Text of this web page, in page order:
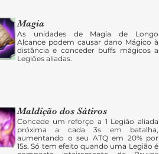
Magia
As unidades de Magia de Longo
Alcance podem causar dano Mágico à
distância e conceder buffs mágicos a
Legiões aliadas.
Maldição dos Sátiros
Concede um reforço a 1 Legião aliada
próxima a cada 3s em batalha,
aumentando o seu ATQ em 20% por
15s. Só tem efeito quando uma Legião é